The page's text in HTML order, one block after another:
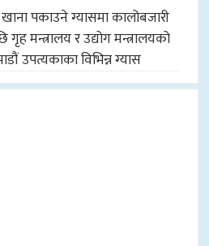
पकाउने ग्यासमा कालोबजारी
मन्त्रालय र उद्योग मन्त्रालयको
उपत्यकाका विभिन्न ग्यास